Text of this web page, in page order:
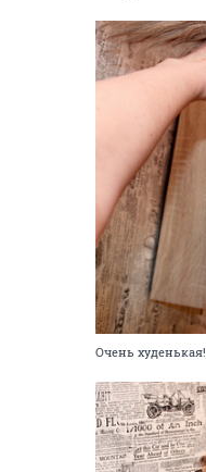
Очень худенькая!